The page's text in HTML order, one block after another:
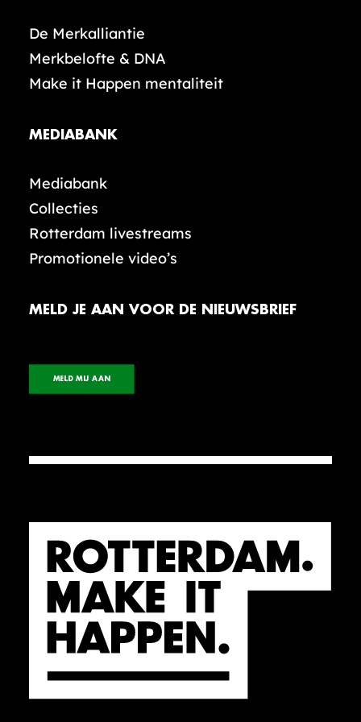
De Merkalliantie
Merkbelofte & DNA
Make it Happen mentaliteit
MEDIABANK
Mediabank
Collecties
Rotterdam livestreams
Promotionele video’s
MELD JE AAN VOOR DE NIEUWSBRIEF
MELD MIJ AAN